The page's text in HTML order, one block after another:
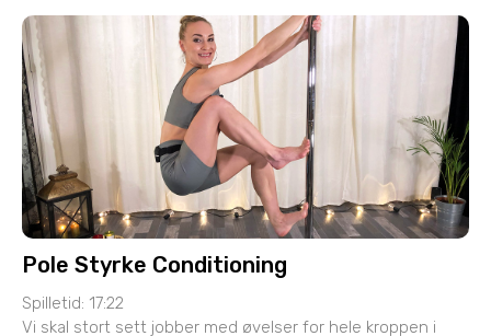
Pole Styrke Conditioning
Spilletid: 17:22
Vi skal stort sett jobber med øvelser for hele kroppen i